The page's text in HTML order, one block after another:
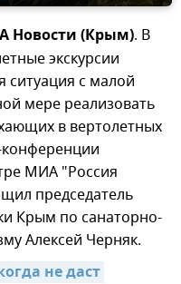
Новости (Крым). В
экскурсии
ситуация с малой
мере реализовать
в вертолетных
конференции
МИА "Россия
председатель
Крым по санаторно-
Алексей Черняк.
не даст